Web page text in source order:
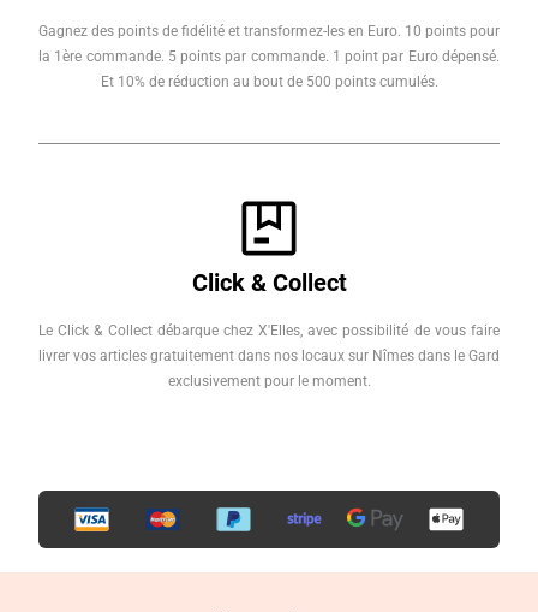
Gagnez des points de fidélité et transformez-les en Euro. 10 points pour
la 1ère commande. 5 points par commande. 1 point par Euro dépensé.
Et 10% de réduction au bout de 500 points cumulés.
Click & Collect
Le Click & Collect débarque chez X'Elles, avec possibilité de vous faire
livrer vos articles gratuitement dans nos locaux sur Nîmes dans le Gard
exclusivement pour le moment.